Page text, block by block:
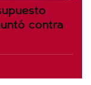
contra